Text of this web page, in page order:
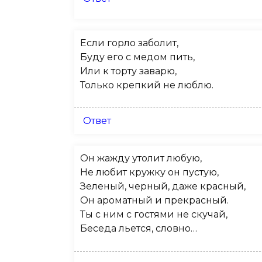
Если горло заболит,
Буду его с медом пить,
Или к торту заварю,
Только крепкий не люблю.
Ответ
Он жажду утолит любую,
Не любит кружку он пустую,
Зеленый, черный, даже красный,
Он ароматный и прекрасный.
Ты с ним с гостями не скучай,
Беседа льется, словно…